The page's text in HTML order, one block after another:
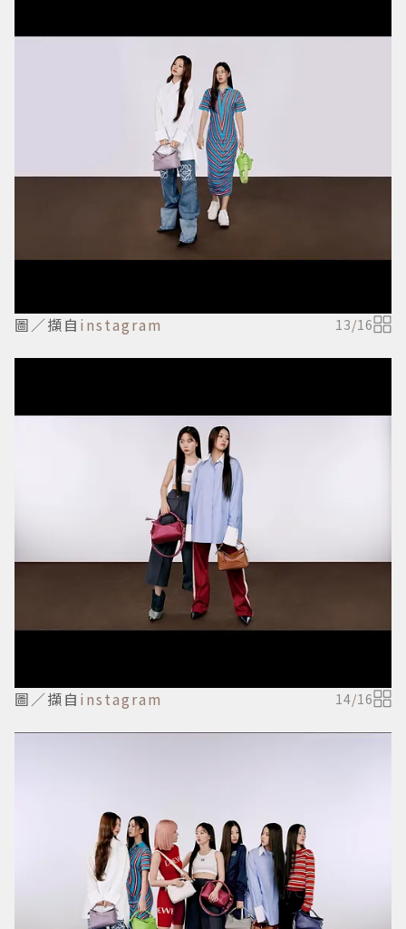
圖／擷自 instagram 13/16
圖／擷自 instagram 14/16